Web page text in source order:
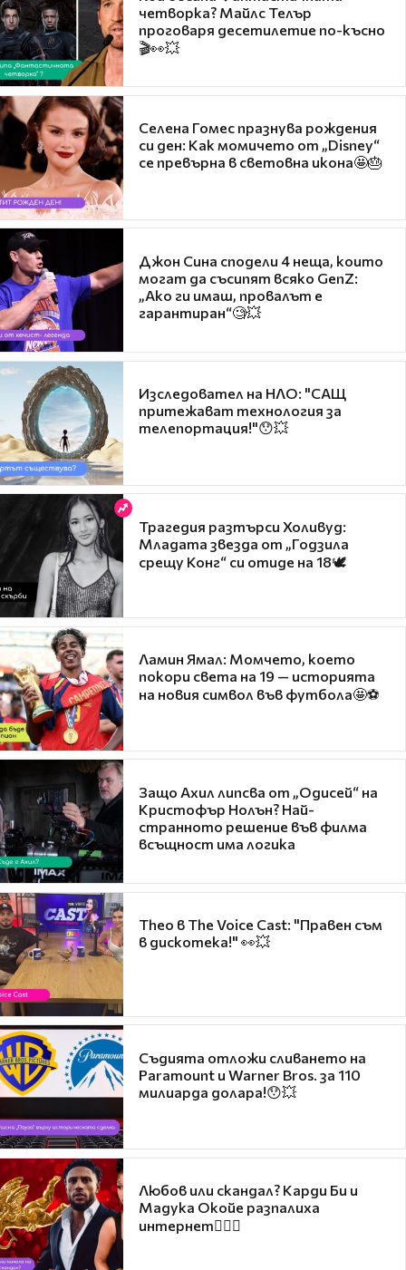
четворка? Майлс Телър
проговаря десетилетие по-късно
🎬👀💥
Селена Гомес празнува рождения
си ден: Как момичето от „Disney“
се превърна в световна икона🤩🎂
Джон Сина сподели 4 неща, които
могат да съсипят всяко GenZ:
„Ако ги имаш, провалът е
гарантиран“🧐💥
Изследовател на НЛО: "САЩ
притежават технология за
телепортация!"😯💥
Трагедия разтърси Холивуд:
Младата звезда от „Годзила
срещу Конг“ си отиде на 18🕊️
Ламин Ямал: Момчето, което
покори света на 19 — историята
на новия символ във футбола🤩⚽
Защо Ахил липсва от „Одисей“ на
Кристофър Нолън? Най-
странното решение във филма
всъщност има логика
Theo в The Voice Cast: "Правен съм
в дискотека!" 👀💥
Съдията отложи сливането на
Paramount и Warner Bros. за 110
милиарда долара!😯💥
Любов или скандал? Карди Би и
Мадука Окойе разпалиха
интернет❤️‍🔥🔥